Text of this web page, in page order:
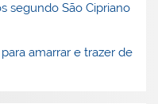
segundo São Cipriano
amarrar e trazer de